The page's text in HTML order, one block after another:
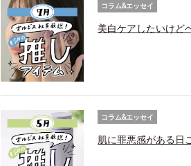
コラム&エッセイ
美白ケアしたいけど
コラム&エッセイ
肌に罪悪感がある日